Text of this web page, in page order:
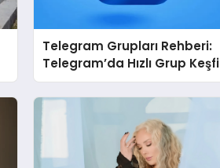
Telegram Grupları Rehberi:
Telegram’da Hızlı Grup Keşfi
İçin Grupbul.com